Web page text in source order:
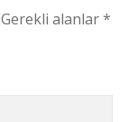
Gerekli alanlar*